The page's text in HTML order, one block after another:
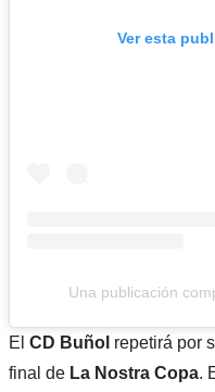
Ver esta
Una publicación
El CD Buñol repetirá por
final deLa Nostra Copa.